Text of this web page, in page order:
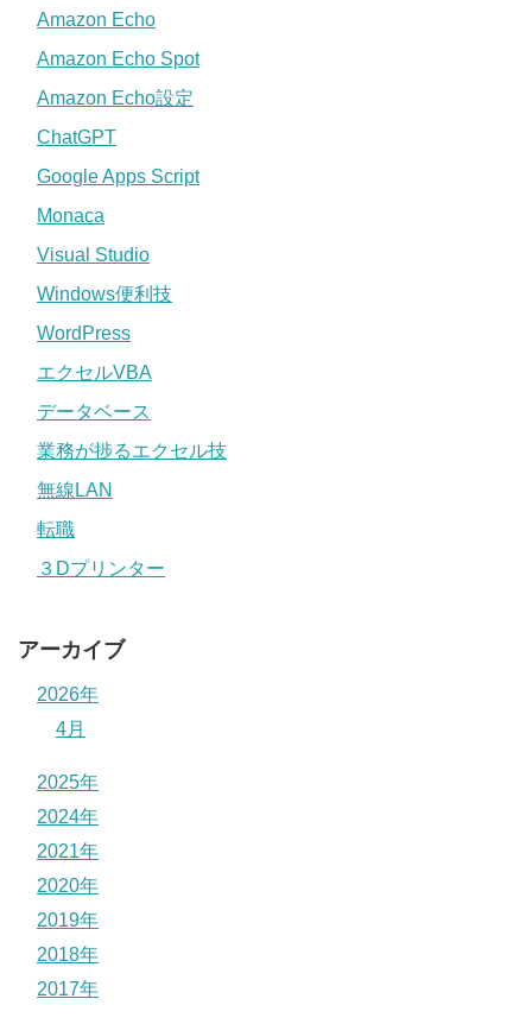
Amazon Echo
Amazon Echo Spot
Amazon Echo設定
ChatGPT
Google Apps Script
Monaca
Visual Studio
Windows便利技
WordPress
エクセルVBA
データベース
業務が捗るエクセル技
無線LAN
転職
３Dプリンター
アーカイブ
2026年
4月
2025年
2024年
2021年
2020年
2019年
2018年
2017年